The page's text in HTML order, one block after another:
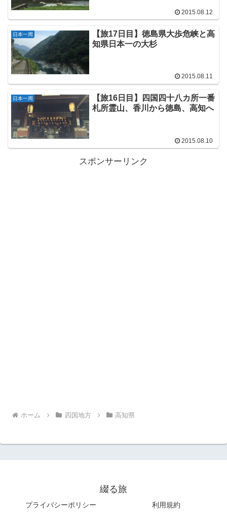
2015.08.12
日本一周
【旅17日目】徳島県大歩危峡と高
知県日本一の大杉
2015.08.11
日本一周
【旅16日目】四国四十八カ所一番
札所霊山、香川から徳島、高知へ
2015.08.10
スポンサーリンク
ホーム 四国地方 高知県
綴る旅
プライバシーポリシー 利用規約